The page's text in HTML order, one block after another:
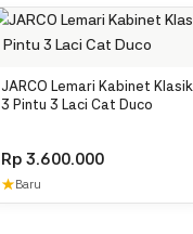
JARCO Lemari Kabinet Klasik
3 Pintu 3 Laci Cat Duco
Rp 3.600.000
★Baru